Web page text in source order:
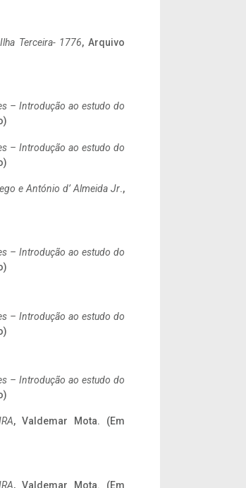
Terceira- 1776, Arquivo
– Introdução ao estudo do
– Introdução ao estudo do
e António d’ Almeida Jr.,
– Introdução ao estudo do
– Introdução ao estudo do
– Introdução ao estudo do
, Valdemar Mota. (Em
, Valdemar Mota. (Em